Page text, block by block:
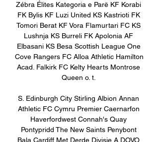
Zébra Élites Kategoria e Parë KF Korabi
FK Bylis KF Luzi United KS Kastrioti FK
Tomori Berat KF Vora Flamurtari FC KS
Lushnja KS Burreli FK Apolonia AF
Elbasani KS Besa Scottish League One
Cove Rangers FC Alloa Athletic Hamilton
Acad. Falkirk FC Kelty Hearts Montrose
Queen o. t.
S. Edinburgh City Stirling Albion Annan
Athletic FC Cymru Premier Caernarfon
Haverfordwest Connah's Quay
Pontypridd The New Saints Penybont
Bala Cardiff Met Derde Divisie A DOVO